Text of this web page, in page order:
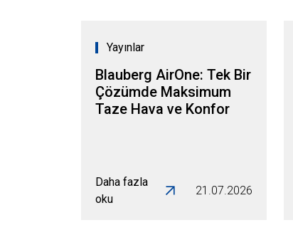
Yayınlar
Blauberg AirOne: Tek Bir
Çözümde Maksimum
Taze Hava ve Konfor
Daha fazla
oku
21.07.2026